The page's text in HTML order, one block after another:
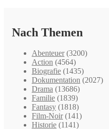
Nach Themen
Abenteuer (3200)
Action (4564)
Biografie (1435)
Dokumentation (2027)
Drama (13686)
Familie (1839)
Fantasy (1818)
Film-Noir (141)
Historie (1141)